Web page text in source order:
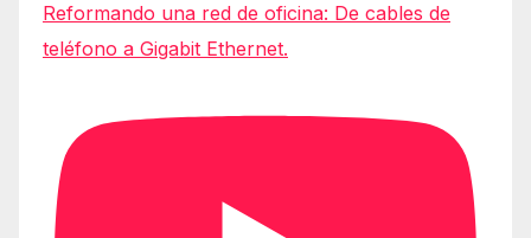
Reformando una red de oficina: De cables de
teléfono a Gigabit Ethernet.